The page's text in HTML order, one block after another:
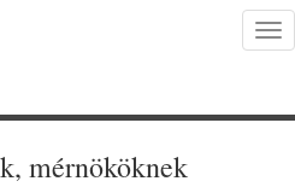
mérnököknek